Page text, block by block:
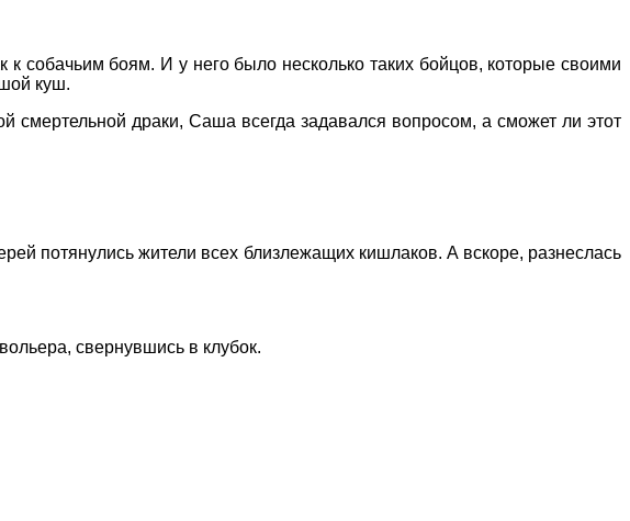
собачьим боям. И у него было несколько таких бойцов, которые своими
куш.
смертельной драки, Саша всегда задавался вопросом, а сможет ли этот
потянулись жители всех близлежащих кишлаков. А вскоре, разнеслась
свернувшись в клубок.